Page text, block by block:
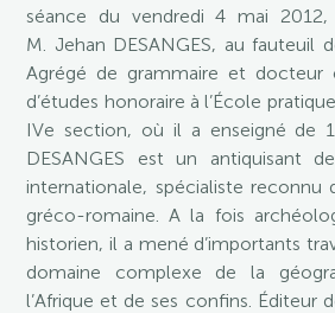
séance du vendredi 4 mai
M. Jehan DESANGES, au fauteuil
Agrégé de grammaire et docteur
d’études honoraire à l’École
IVe section, où il a enseigné de
DESANGES est un antiquisant
internationale, spécialiste reconnu
gréco-romaine. A la fois
historien, il a mené d’importants
domaine complexe de la
l’Afrique et de ses confins. Éditeur